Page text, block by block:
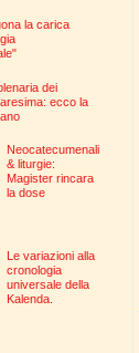
la carica
dei
ecco la
Neocatecumenali
& liturgie:
Magister rincara
la dose
Le variazioni alla
cronologia
universale della
Kalenda.